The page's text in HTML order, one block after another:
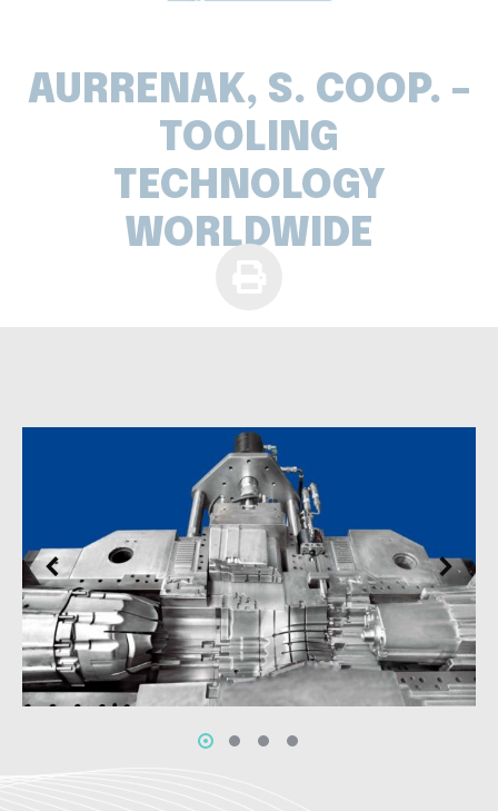
AURRENAK, S. COOP. –
TOOLING
TECHNOLOGY
WORLDWIDE